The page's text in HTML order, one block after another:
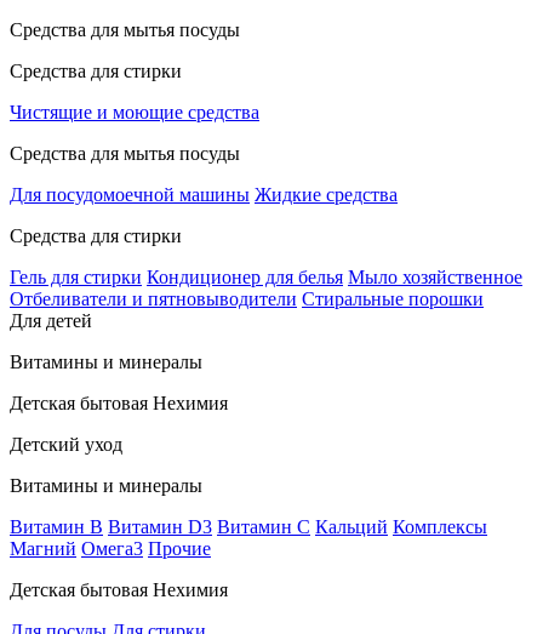
Средства для мытья посуды
Средства для стирки
Чистящие и моющие средства
Средства для мытья посуды
Для посудомоечной машины Жидкие средства
Средства для стирки
Гель для стирки Кондиционер для белья Мыло хозяйственное
Отбеливатели и пятновыводители Стиральные порошки
Для детей
Витамины и минералы
Детская бытовая Нехимия
Детский уход
Витамины и минералы
Витамин В Витамин D3 Витамин С Кальций Комплексы
Магний Омега3 Прочие
Детская бытовая Нехимия